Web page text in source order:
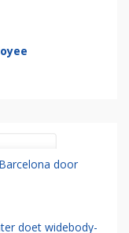
door
doet widebody-